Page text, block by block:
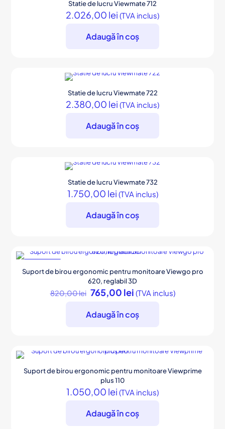
Statie de lucru Viewmate 712
2.026,00 lei (TVA inclus)
Adaugă în coș
Statie de lucru Viewmate 722
2.380,00 lei (TVA inclus)
Adaugă în coș
Statie de lucru Viewmate 732
1.750,00 lei (TVA inclus)
Adaugă în coș
Suport de birou ergonomic pentru monitoare Viewgo pro
620, reglabil 3D
820,00lei Prețul
inițial
a
fost:
765,00 leiPrețul
este:
765,00 lei.
(TVA inclus)
Adaugă în coș
Suport de birou ergonomic pentru monitoare Viewprime
plus 110
1.050,00 lei (TVA inclus)
Adaugă în coș